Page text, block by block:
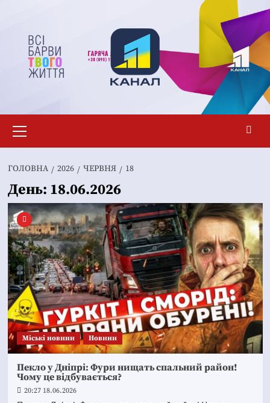
вмісту
меню
ГОЛОВНА 2026 ЧЕРВНЯ 18
День: 18.06.2026
Mіські новини Новини
Пекло у Дніпрі: Фури нищать спальний район!
Чому це відбувається?
20:27 18.06.2026